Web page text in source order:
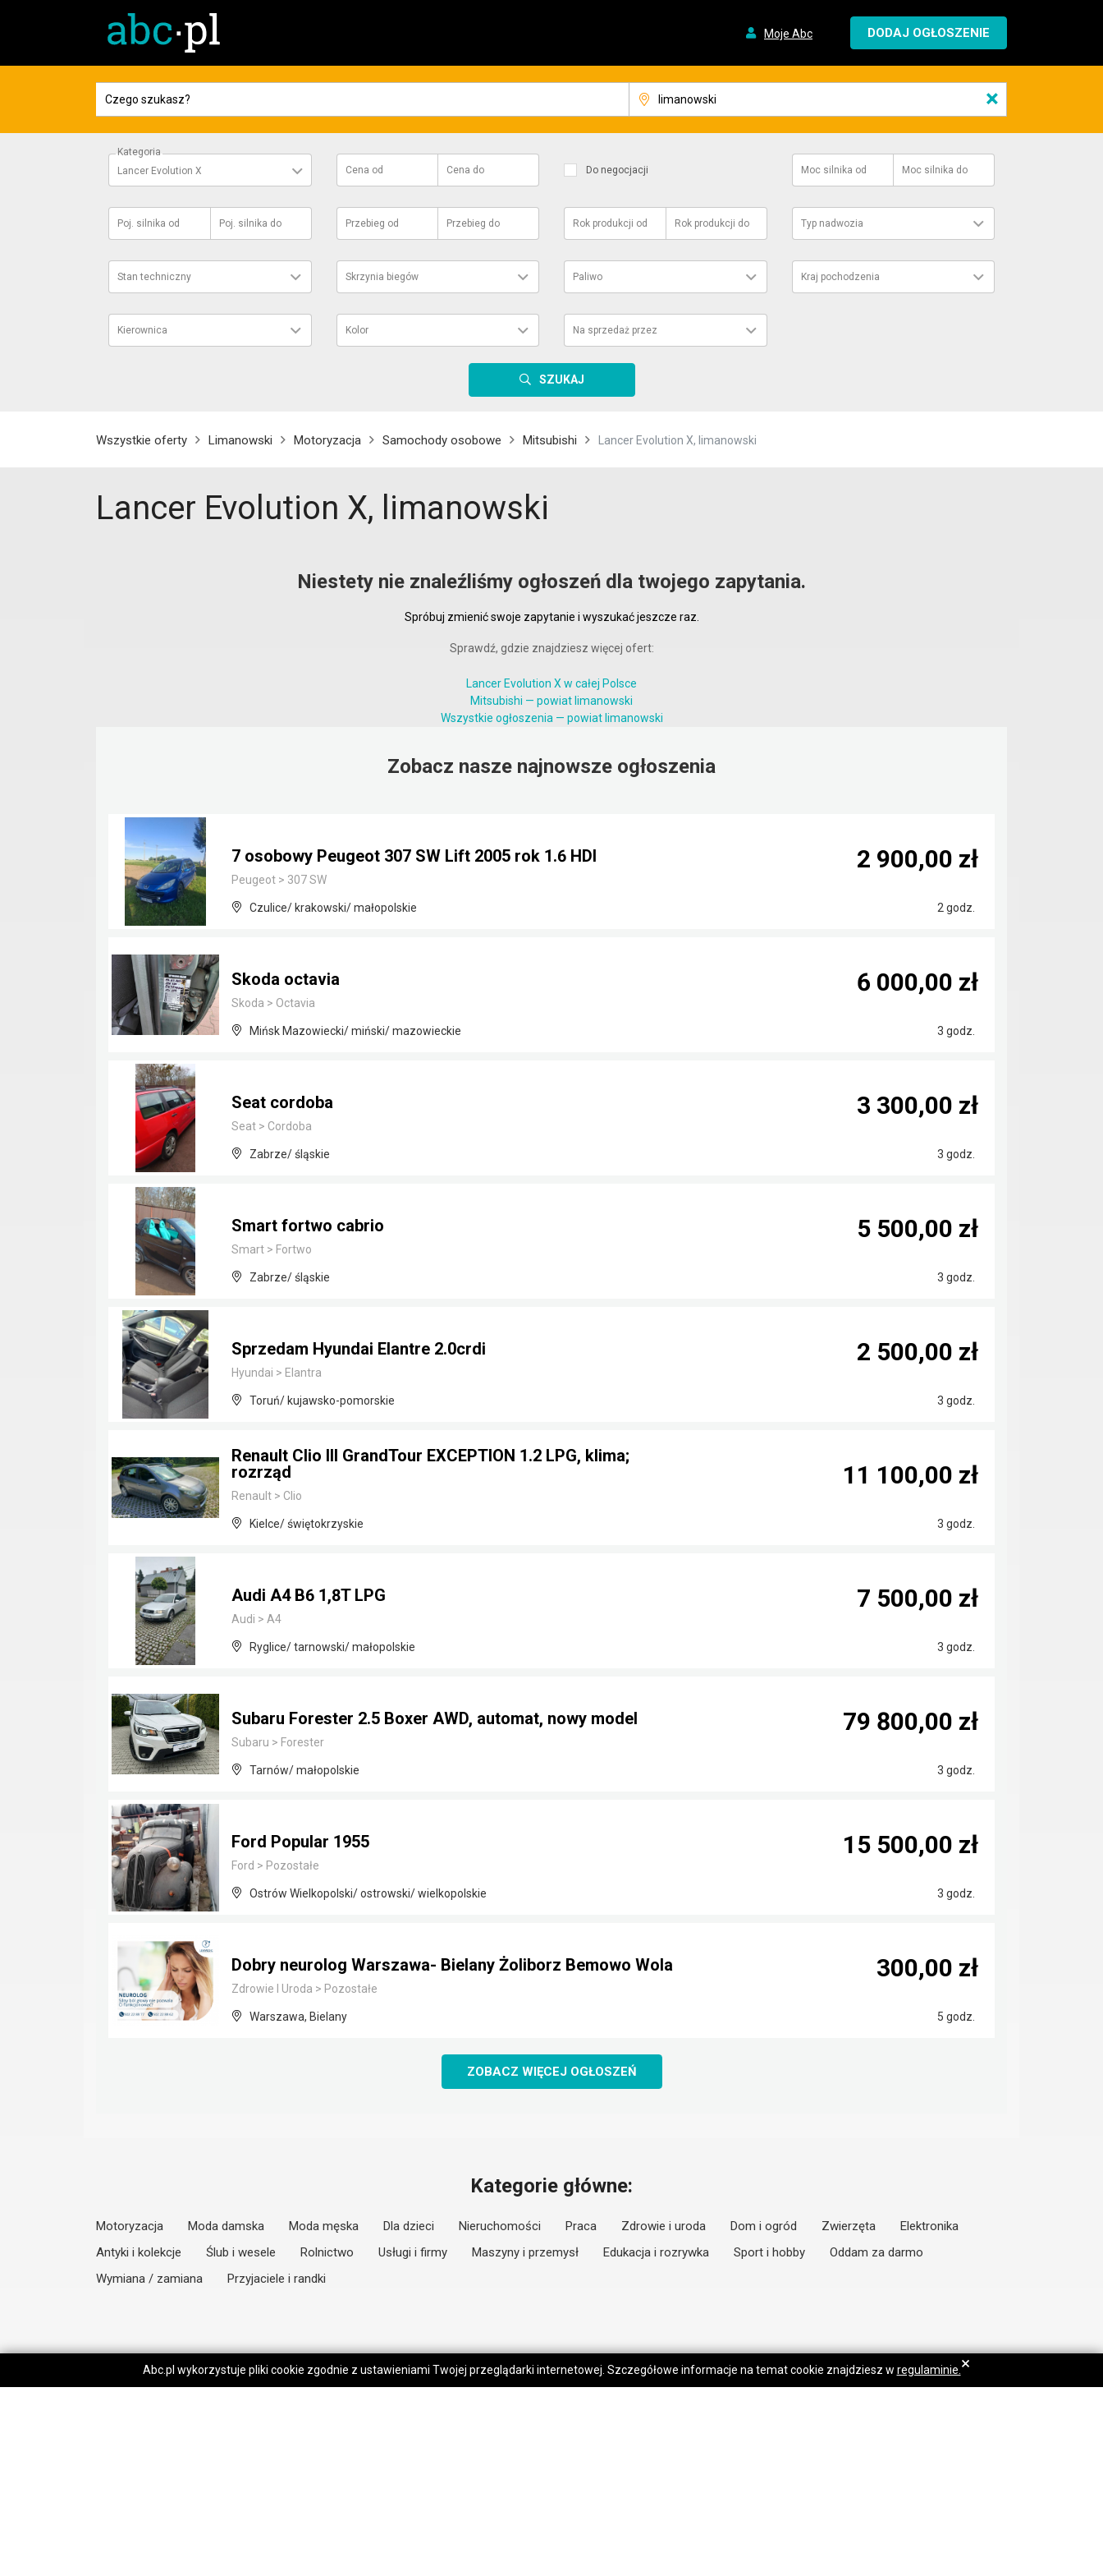
Moje Abc DODAJ OGŁOSZENIE
×
Kategoria
Lancer Evolution X
Cena od Cena do Do negocjacji Moc silnika od Moc silnika do
Poj. silnika od Poj. silnika do Przebieg od Przebieg do Rok produkcji od Rok produkcji do Typ nadwozia
Stan techniczny Skrzynia biegów Paliwo Kraj pochodzenia
Kierownica Kolor Na sprzedaż przez
SZUKAJ
Wszystkie oferty Limanowski Motoryzacja Samochody osobowe Mitsubishi Lancer Evolution X, limanowski
Lancer Evolution X, limanowski
Niestety nie znaleźliśmy ogłoszeń dla twojego zapytania.
Spróbuj zmienić swoje zapytanie i wyszukać jeszcze raz.
Sprawdź, gdzie znajdziesz więcej ofert:
Lancer Evolution X w całej Polsce
Mitsubishi — powiat limanowski
Wszystkie ogłoszenia — powiat limanowski
Zobacz nasze najnowsze ogłoszenia
7 osobowy Peugeot 307 SW Lift 2005 rok 1.6 HDI
Peugeot > 307 SW
Czulice/ krakowski/ małopolskie 2 godz.
2 900,00 zł
Skoda octavia
Skoda > Octavia
Mińsk Mazowiecki/ miński/ mazowieckie 3 godz.
6 000,00 zł
Seat cordoba
Seat > Cordoba
Zabrze/ śląskie 3 godz.
3 300,00 zł
Smart fortwo cabrio
Smart > Fortwo
Zabrze/ śląskie 3 godz.
5 500,00 zł
Sprzedam Hyundai Elantre 2.0crdi
Hyundai > Elantra
Toruń/ kujawsko-pomorskie 3 godz.
2 500,00 zł
Renault Clio III GrandTour EXCEPTION 1.2 LPG, klima;
rozrząd
Renault > Clio
Kielce/ świętokrzyskie 3 godz.
11 100,00 zł
Audi A4 B6 1,8T LPG
Audi > A4
Ryglice/ tarnowski/ małopolskie 3 godz.
7 500,00 zł
Subaru Forester 2.5 Boxer AWD, automat, nowy model
Subaru > Forester
Tarnów/ małopolskie 3 godz.
79 800,00 zł
Ford Popular 1955
Ford > Pozostałe
Ostrów Wielkopolski/ ostrowski/ wielkopolskie 3 godz.
15 500,00 zł
Dobry neurolog Warszawa- Bielany Żoliborz Bemowo Wola
Zdrowie I Uroda > Pozostałe
Warszawa, Bielany 5 godz.
300,00 zł
ZOBACZ WIĘCEJ OGŁOSZEŃ
Kategorie główne:
Motoryzacja Moda damska Moda męska Dla dzieci Nieruchomości Praca Zdrowie i uroda Dom i ogród Zwierzęta
Elektronika
Antyki i kolekcje
Ślub i wesele Rolnictwo Usługi i firmy Maszyny i przemysł Edukacja i rozrywka Sport i hobby
Oddam za darmo
Wymiana / zamiana
Przyjaciele i randki
Abc.pl wykorzystuje pliki cookie zgodnie z ustawieniami Twojej przeglądarki internetowej. Szczegółowe informacje na temat cookie znajdziesz w regulaminie. ×